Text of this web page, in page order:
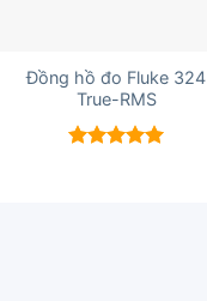
Đồng hồ đo Fluke 324
True-RMS